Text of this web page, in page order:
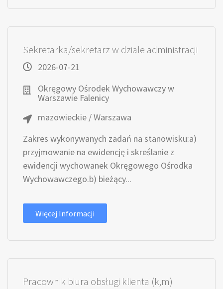
Sekretarka/sekretarz w dziale administracji
2026-07-21
Okręgowy Ośrodek Wychowawczy w
Warszawie Falenicy
mazowieckie / Warszawa
Zakres wykonywanych zadań na stanowisku:a)
przyjmowanie na ewidencję i skreślanie z
ewidencji wychowanek Okręgowego Ośrodka
Wychowawczego.b) bieżący...
Więcej Informacji
Pracownik biura obsługi klienta (k,m)